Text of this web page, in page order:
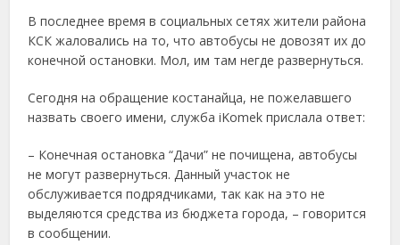
В последнее время в социальных сетях жители района
КСК жаловались на то, что автобусы не довозят их до
конечной остановки. Мол, им там негде развернуться.
Сегодня на обращение костанайца, не пожелавшего
назвать своего имени, служба iKomek прислала ответ:
– Конечная остановка “Дачи” не почищена, автобусы
не могут развернуться. Данный участок не
обслуживается подрядчиками, так как на это не
выделяются средства из бюджета города, – говорится
в сообщении.